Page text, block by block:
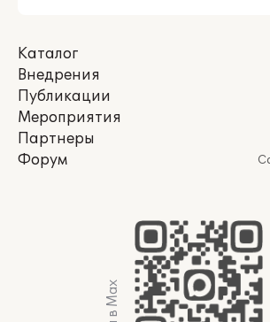
Каталог
Внедрения
Публикации
Мероприятия
Партнеры
Форум